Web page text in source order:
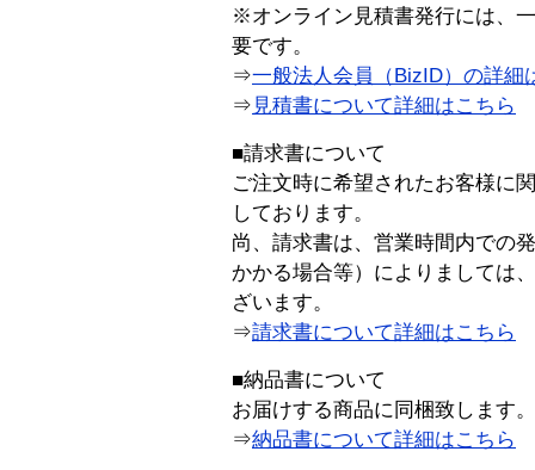
※オンライン見積書発行には、
要です。
⇒一般法人会員（BizID）の詳細
⇒ 見積書について詳細はこちら
■請求書について
ご注文時に希望されたお客様に
しております。
尚、請求書は、営業時間内での
かかる場合等）によりましては
ざいます。
⇒請求書について詳細はこちら
■納品書について
お届けする商品に同梱致します。
⇒納品書について詳細はこちら